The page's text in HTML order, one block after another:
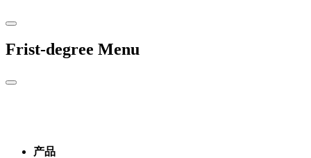
Frist-degree Menu
产品